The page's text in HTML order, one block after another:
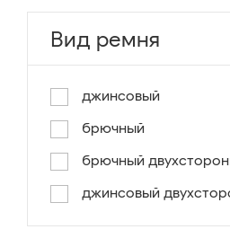
Gianni Conti «Lusso e
pochino di colore»
Вид ремня
джинсовый
брючный
брючный
джинсовый